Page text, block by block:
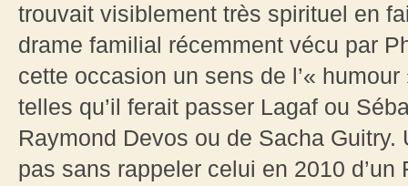
trouvait visiblement très spirituel en
drame familial récemment vécu par
cette occasion un sens de l’«
telles qu’il ferait passer Lagaf ou
Raymond Devos ou de Sacha Guitry.
pas sans rappeler celui en 2010